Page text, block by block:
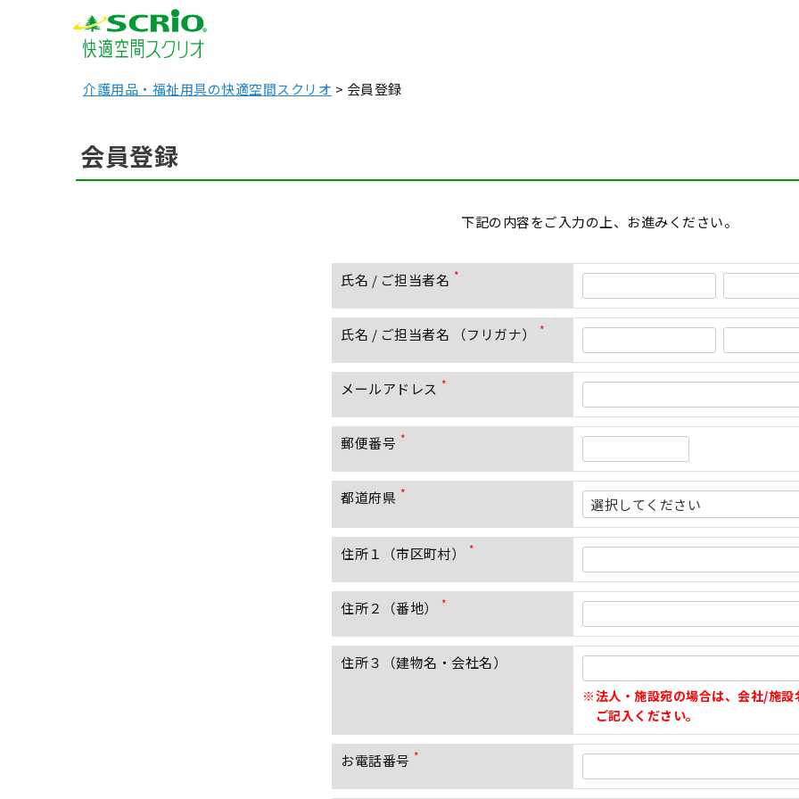
介護用品・福祉用具の快適空間スクリオ 会員登録
会員登録
下記の内容をご入力の上、お進みください。
氏名 / ご担当者名
必
須
氏名 / ご担当者名 （フリガナ）
必
須
メールアドレス
必
須
郵便番号
必
須
都道府県
必
須
)
住所１（市区町村）
必
須
住所２（番地）
必
須
)
住所３（建物名・会社名）
法人・施設宛の場合は、会社/施設
ご記入ください。
お電話番号
必